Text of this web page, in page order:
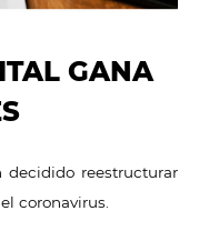
GANA
reestructurar
coronavirus.